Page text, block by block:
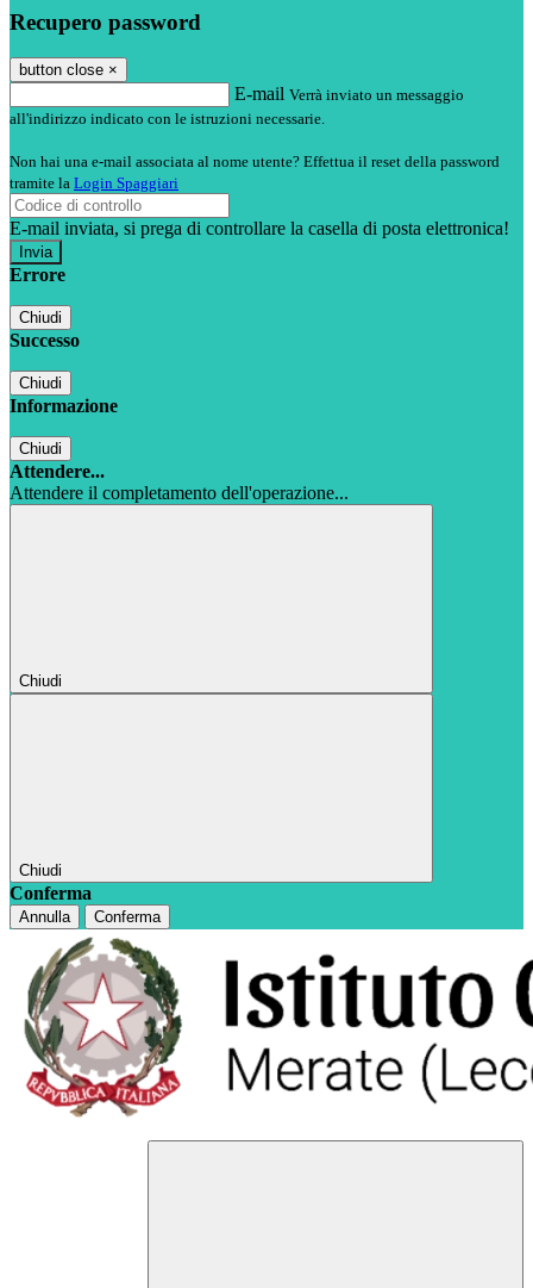
Recupero password
button close ×
E-mail Verrà inviato un messaggio
all'indirizzo indicato con le istruzioni necessarie.
Non hai una e-mail associata al nome utente? Effettua il reset della password
tramite la Login Spaggiari
E-mail inviata, si prega di controllare la casella di posta elettronica!
Errore
Chiudi
Successo
Chiudi
Informazione
Chiudi
Attendere...
Attendere il completamento dell'operazione...
Chiudi
Chiudi
Conferma
Annulla Conferma